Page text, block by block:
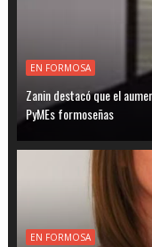
EN FORMOSA
Zanin destacó que el
PyMEs formoseñas
EN FORMOSA